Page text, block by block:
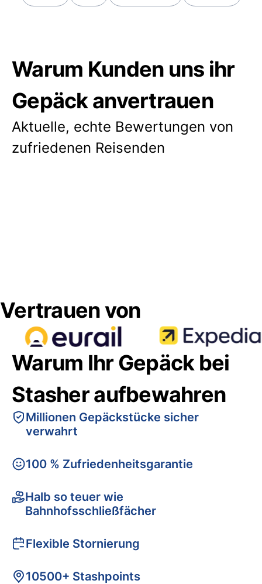
Warum Kunden uns ihr
Gepäck anvertrauen
Aktuelle, echte Bewertungen von
zufriedenen Reisenden
Vertrauen von
Warum Ihr Gepäck bei
Stasher aufbewahren
Millionen Gepäckstücke sicher
verwahrt
100 % Zufriedenheitsgarantie
Halb so teuer wie
Bahnhofsschließfächer
Flexible Stornierung
10500+ Stashpoints